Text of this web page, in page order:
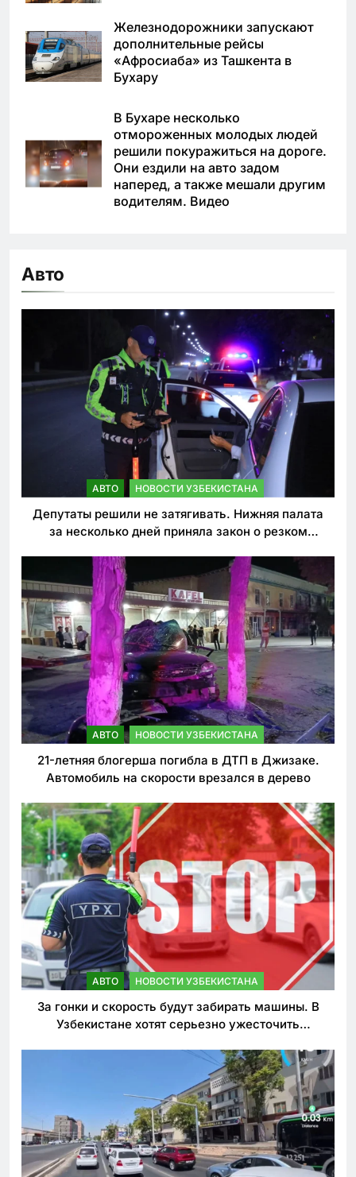
Железнодорожники запускают
дополнительные рейсы
«Афросиаба» из Ташкента в
Бухару
В Бухаре несколько
отмороженных молодых людей
решили покуражиться на дороге.
Они ездили на авто задом
наперед, а также мешали другим
водителям. Видео
Авто
АВТО НОВОСТИ УЗБЕКИСТАНА
Депутаты решили не затягивать. Нижняя палата
за несколько дней приняла закон о резком
АВТО НОВОСТИ УЗБЕКИСТАНА
21-летняя блогерша погибла в ДТП в Джизаке.
Автомобиль на скорости врезался в дерево
АВТО НОВОСТИ УЗБЕКИСТАНА
За гонки и скорость будут забирать машины. В
Узбекистане хотят серьезно ужесточить